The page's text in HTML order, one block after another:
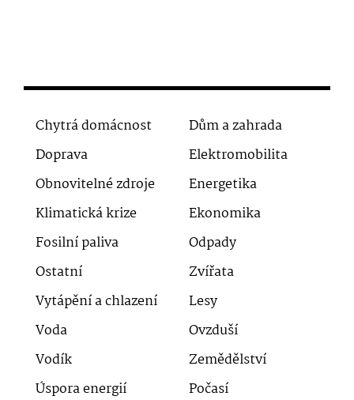
Chytrá domácnost
Dům a zahrada
Doprava
Elektromobilita
Obnovitelné zdroje
Energetika
Klimatická krize
Ekonomika
Fosilní paliva
Odpady
Ostatní
Zvířata
Vytápění a chlazení
Lesy
Voda
Ovzduší
Vodík
Zemědělství
Úspora energií
Počasí